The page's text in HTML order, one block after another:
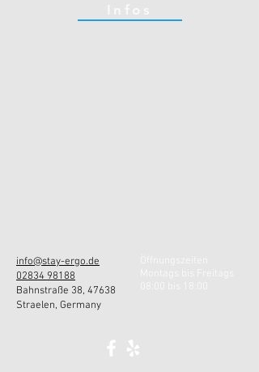
info@stay-ergo.de
02834 98188
Bahnstraße 38, 47638
Straelen, Germany